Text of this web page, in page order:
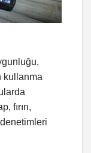
kullanma
fırın,